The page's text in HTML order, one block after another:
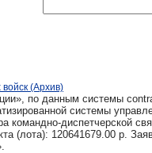
(Архив)
по данным системы
системы
командно-диспетчерской
(лота): 120641679.00 р.